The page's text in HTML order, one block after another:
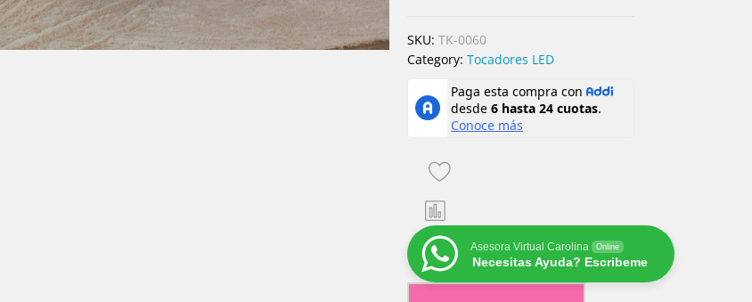
SKU: TK-0060
Category: Tocadores LED
Asesora Virtual Carolina Online
Necesitas Ayuda? Escribeme